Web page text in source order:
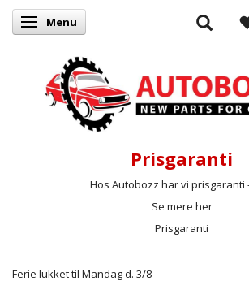
Skifte navigation
Menu
Prisgaranti
Hos Autobozz har vi prisgaranti
Se mere her
Prisgaranti
Ferie lukket til Mandag d. 3/8